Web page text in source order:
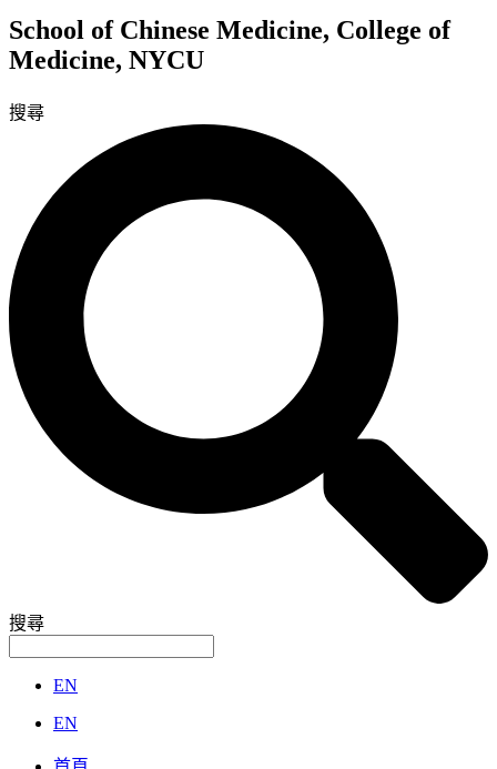
School of Chinese Medicine, College of
Medicine, NYCU
搜尋
搜尋
EN
EN